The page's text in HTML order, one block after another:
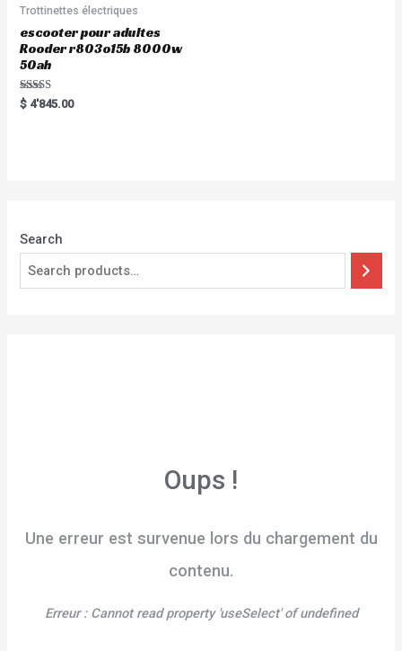
Search
Oups !
Une erreur est survenue lors du chargement du
contenu.
Erreur : Cannot read property 'useSelect' of undefined
Trottinettes électriques
escooter pour adultes
Rooder r803o15b 8000w
50ah
Rated
5.00
$ 4'845.00